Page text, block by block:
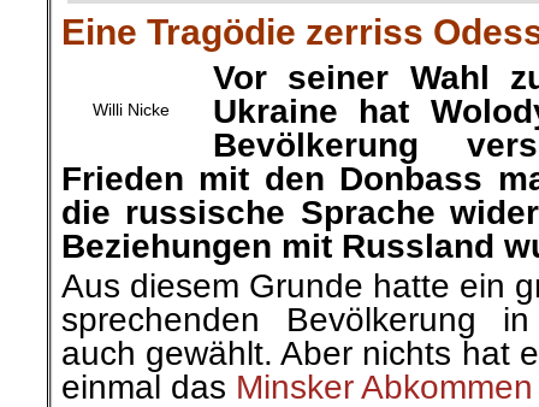
Eine Tragödie zerriss
Willi Nicke
Vor seiner Wahl
Ukraine hat
Bevölkerung
Frieden mit den Donbass
die russische Sprache
Beziehungen mit Russland
Aus diesem Grunde hatte ein
sprechenden Bevölkerung
auch gewählt. Aber nichts hat
einmal das Minsker Abkommen